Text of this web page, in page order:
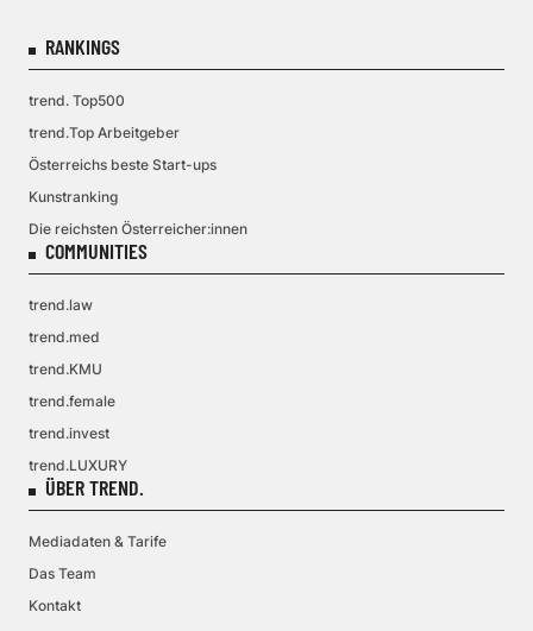
RANKINGS
trend. Top500
trend.Top Arbeitgeber
Österreichs beste Start-ups
Kunstranking
Die reichsten Österreicher:innen
COMMUNITIES
trend.law
trend.med
trend.KMU
trend.female
trend.invest
trend.LUXURY
ÜBER TREND.
Mediadaten & Tarife
Das Team
Kontakt